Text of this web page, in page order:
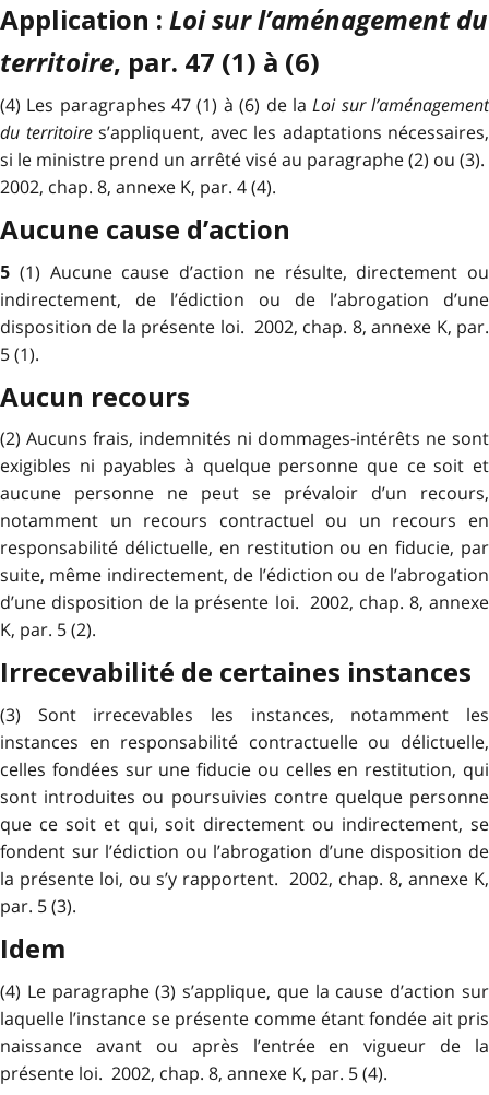
Application : Loi sur l’aménagement du
territoire, par. 47 (1) à (6)
(4) Les paragraphes 47 (1) à (6) de laLoi sur l’aménagement
du territoires’appliquent, avec les adaptations nécessaires,
si le ministre prend un arrêté visé au paragraphe (2) ou (3).
2002, chap. 8, annexe K, par. 4 (4).
Aucune cause d’action
5 (1) Aucune cause d’action ne résulte, directement ou
indirectement, de l’édiction ou de l’abrogation d’une
disposition de la présente loi. 2002, chap. 8, annexe K, par.
5 (1).
Aucun recours
(2) Aucuns frais, indemnités ni dommages-intérêts ne sont
exigibles ni payables à quelque personne que ce soit et
aucune personne ne peut se prévaloir d’un recours,
notamment un recours contractuel ou un recours en
responsabilité délictuelle, en restitution ou en fiducie, par
suite, même indirectement, de l’édiction ou de l’abrogation
d’une disposition de la présente loi. 2002, chap. 8, annexe
K, par. 5 (2).
Irrecevabilité de certaines instances
(3) Sont irrecevables les instances, notamment les
instances en responsabilité contractuelle ou délictuelle,
celles fondées sur une fiducie ou celles en restitution, qui
sont introduites ou poursuivies contre quelque personne
que ce soit et qui, soit directement ou indirectement, se
fondent sur l’édiction ou l’abrogation d’une disposition de
la présente loi, ou s’y rapportent. 2002, chap. 8, annexe K,
par. 5 (3).
Idem
(4) Le paragraphe (3) s’applique, que la cause d’action sur
laquelle l’instance se présente comme étant fondée ait pris
naissance avant ou après l’entrée en vigueur de la
présente loi. 2002, chap. 8, annexe K, par. 5 (4).